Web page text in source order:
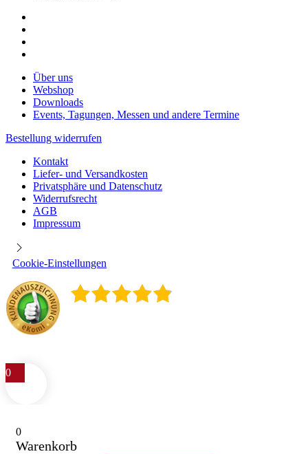
Über uns
Webshop
Downloads
Events, Tagungen, Messen und andere Termine
Bestellung widerrufen
Kontakt
Liefer- und Versandkosten
Privatsphäre und Datenschutz
Widerrufsrecht
AGB
Impressum
Cookie-Einstellungen
0
0
Warenkorb